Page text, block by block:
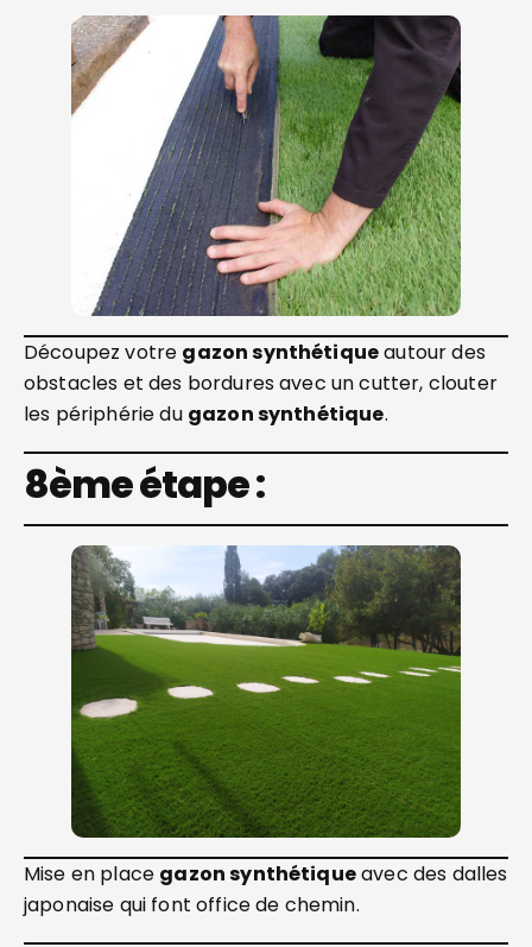
Découpez votre gazon synthétiqueautour des
obstacles et des bordures avec un cutter, clouter
les périphérie du gazon synthétique.
8ème étape :
Mise en place gazon synthétiqueavec des dalles
japonaise qui font office de chemin.